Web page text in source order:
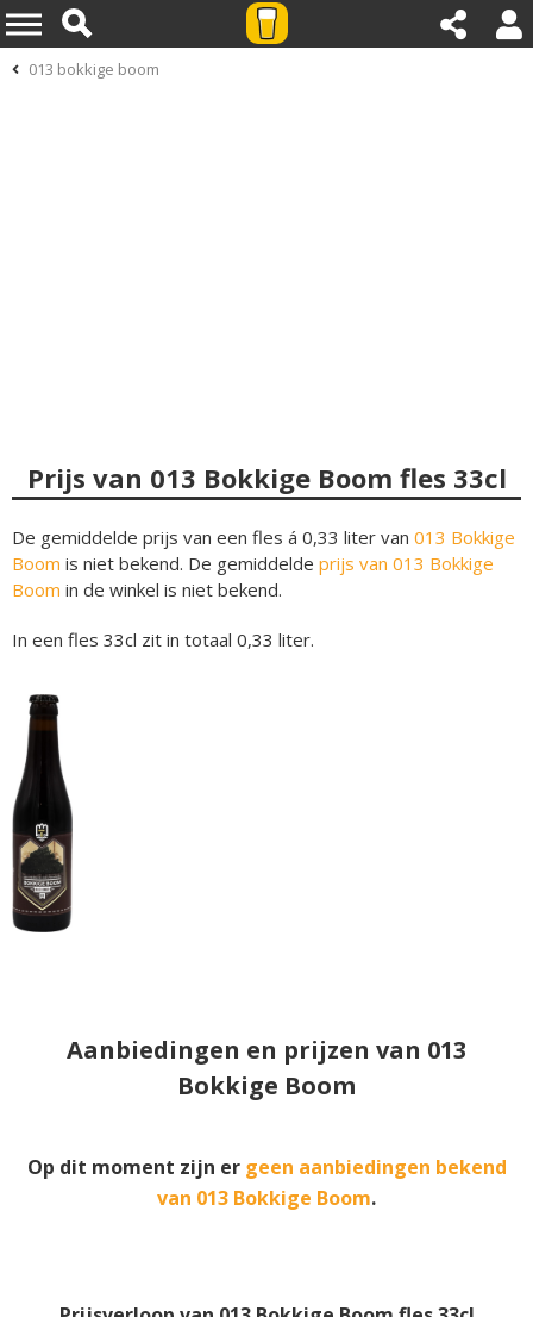
013 bokkige boom
Prijs van 013 Bokkige Boom fles 33cl
De gemiddelde prijs van een fles á 0,33 liter van 013 Bokkige
Boom is niet bekend. De gemiddelde prijs van 013 Bokkige
Boom in de winkel is niet bekend.
In een fles 33cl zit in totaal 0,33 liter.
Aanbiedingen en prijzen van 013
Bokkige Boom
Op dit moment zijn er geen aanbiedingen bekend
van 013 Bokkige Boom.